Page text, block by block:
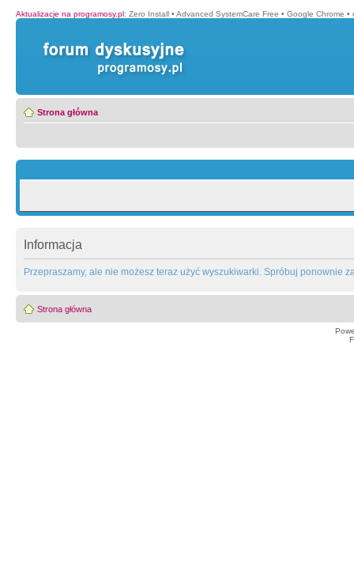
Aktualizacje na programosy.pl: Zero Install • Advanced SystemCare Free • Google Chrome •
Strona główna
Informacja
Przepraszamy, ale nie możesz teraz użyć wyszukiwarki. Spróbuj ponownie
Strona główna